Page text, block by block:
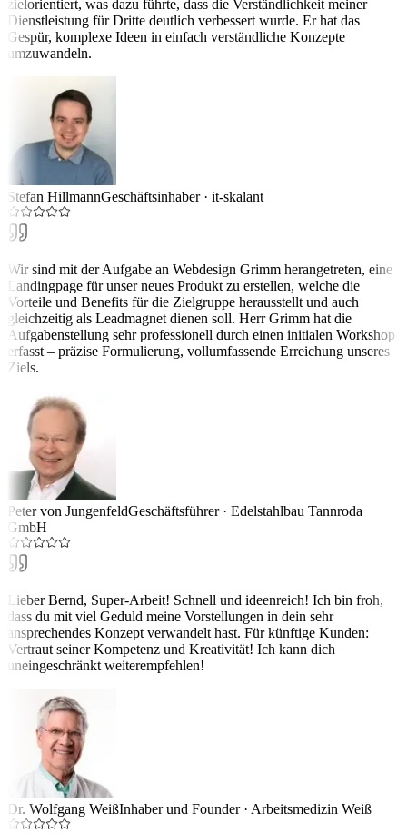
zielorientiert, was dazu führte, dass die Verständlichkeit meiner
Dienstleistung für Dritte deutlich verbessert wurde. Er hat das
Gespür, komplexe Ideen in einfach verständliche Konzepte
umzuwandeln.
Stefan HillmannGeschäftsinhaber· it-skalant
Wir sind mit der Aufgabe an Webdesign Grimm herangetreten, eine
Landingpage für unser neues Produkt zu erstellen, welche die
Vorteile und Benefits für die Zielgruppe herausstellt und auch
gleichzeitig als Leadmagnet dienen soll. Herr Grimm hat die
Aufgabenstellung sehr professionell durch einen initialen Workshop
erfasst – präzise Formulierung, vollumfassende Erreichung unseres
Ziels.
Peter von JungenfeldGeschäftsführer· Edelstahlbau Tannroda
GmbH
Lieber Bernd, Super-Arbeit! Schnell und ideenreich! Ich bin froh,
dass du mit viel Geduld meine Vorstellungen in dein sehr
ansprechendes Konzept verwandelt hast. Für künftige Kunden:
Vertraut seiner Kompetenz und Kreativität! Ich kann dich
uneingeschränkt weiterempfehlen!
Dr. Wolfgang WeißInhaber und Founder· Arbeitsmedizin Weiß